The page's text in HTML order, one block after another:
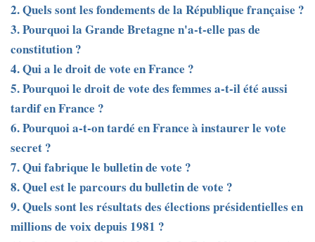
2. Quels sont les fondements de la République française ?
3. Pourquoi la Grande Bretagne n'a-t-elle pas de
constitution ?
4. Qui a le droit de vote en France ?
5. Pourquoi le droit de vote des femmes a-t-il été aussi
tardif en France ?
6. Pourquoi a-t-on tardé en France à instaurer le vote
secret ?
7. Qui fabrique le bulletin de vote ?
8. Quel est le parcours du bulletin de vote ?
9. Quels sont les résultats des élections présidentielles en
millions de voix depuis 1981 ?